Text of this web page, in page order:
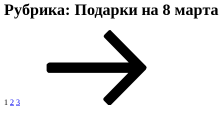
Рубрика: Подарки на 8 марта
записям
1 2 3